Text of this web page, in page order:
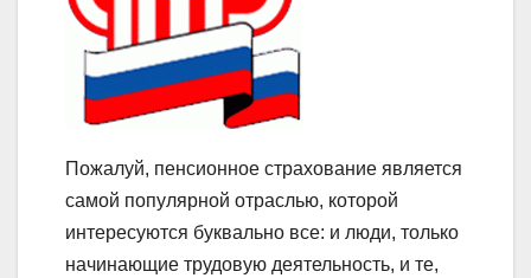
Пожалуй, пенсионное страхование является
самой популярной отраслью, которой
интересуются буквально все: и люди, только
начинающие трудовую деятельность, и те,